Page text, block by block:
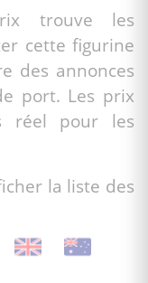
trouve les
cette figurine
des annonces
port. Les prix
réel pour les
la liste des